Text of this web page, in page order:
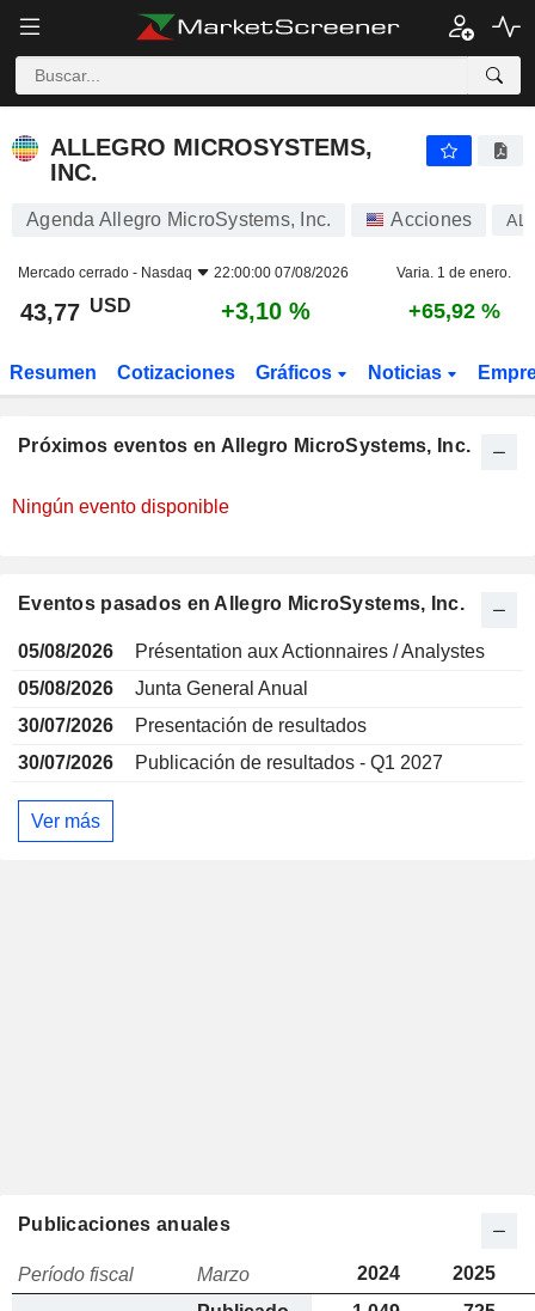
ALLEGRO MICROSYSTEMS, INC.
ALLEGRO MICROSYSTEMS,
INC.
Agenda Allegro MicroSystems, Inc. Acciones
Mercado cerrado - Nasdaq 22:00:00 07/08/2026 Varia. 1 de enero.
43,77 USD +3,10 % +65,92 %
Resumen Cotizaciones Gráficos Noticias
Próximos eventos en Allegro MicroSystems, Inc.
Ningún evento disponible
Eventos pasados en Allegro MicroSystems, Inc.
05/08/2026
Présentation aux Actionnaires / Analystes
05/08/2026
Junta General Anual
30/07/2026
Presentación de resultados
30/07/2026
Publicación de resultados - Q1 2027
Ver más
Publicaciones anuales
Período fiscal Marzo 2024 2025